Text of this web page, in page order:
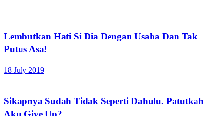
Lembutkan Hati Si Dia Dengan Usaha Dan Tak
Putus Asa!
18 July 2019
Sikapnya Sudah Tidak Seperti Dahulu. Patutkah